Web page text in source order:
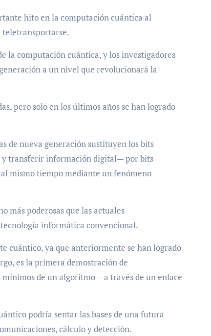
teletransportarse.
la computación cuántica, y los investigadores
a un nivel que revolucionará la
pero solo en los últimos años se han logrado
de nueva generación sustituyen los bits
y transferir información digital— por bits
mismo tiempo mediante un fenómeno
más poderosas que las actuales
informática convencional.
cuántico, ya que anteriormente se han logrado
es la primera demostración de
de un algoritmo— a través de un enlace
podría sentar las bases de una futura
cálculo y detección.